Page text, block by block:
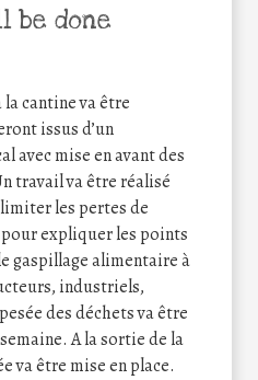
be done
la cantine va être
issus d’un
avec mise en avant des
travail va être réalisé
les pertes de
expliquer les points
gaspillage alimentaire à
industriels,
des déchets va être
A la sortie de la
va être mise en place.